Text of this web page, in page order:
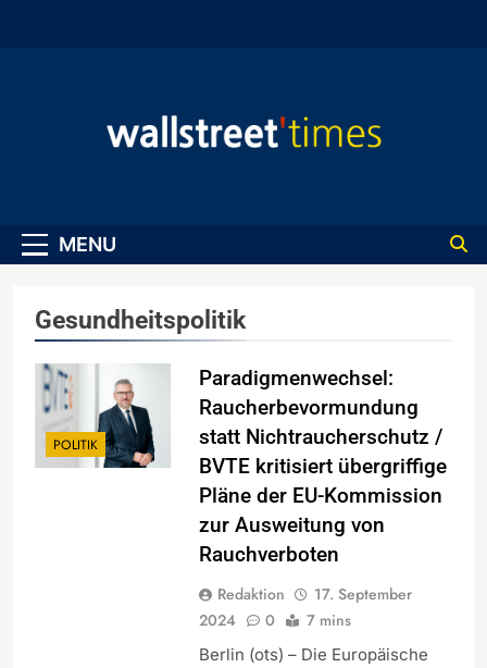
MENU
Gesundheitspolitik
POLITIK
Paradigmenwechsel:
Raucherbevormundung
statt Nichtraucherschutz /
BVTE kritisiert übergriffige
Pläne der EU-Kommission
zur Ausweitung von
Rauchverboten
Redaktion
17. September
2024
0 7 mins
Berlin (ots) – Die Europäische